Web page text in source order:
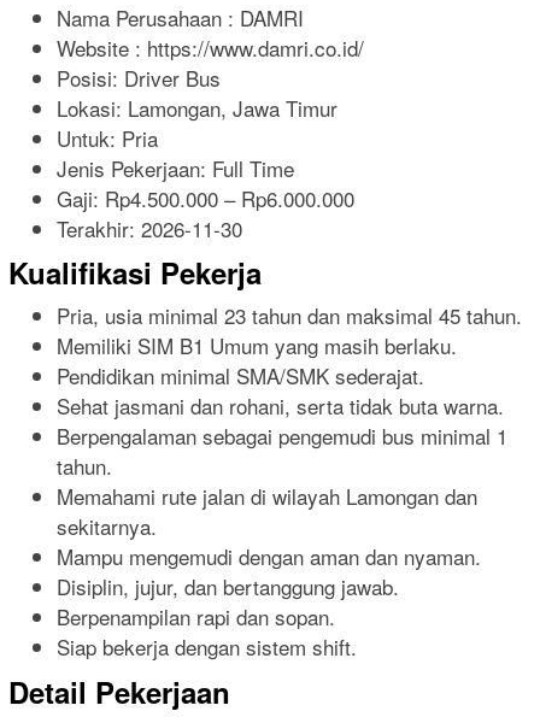
Nama Perusahaan : DAMRI
Website : https://www.damri.co.id/
Posisi: Driver Bus
Lokasi: Lamongan, Jawa Timur
Untuk: Pria
Jenis Pekerjaan: Full Time
Gaji: Rp4.500.000 – Rp6.000.000
Terakhir: 2026-11-30
Kualifikasi Pekerja
Pria, usia minimal 23 tahun dan maksimal 45 tahun.
Memiliki SIM B1 Umum yang masih berlaku.
Pendidikan minimal SMA/SMK sederajat.
Sehat jasmani dan rohani, serta tidak buta warna.
Berpengalaman sebagai pengemudi bus minimal 1
tahun.
Memahami rute jalan di wilayah Lamongan dan
sekitarnya.
Mampu mengemudi dengan aman dan nyaman.
Disiplin, jujur, dan bertanggung jawab.
Berpenampilan rapi dan sopan.
Siap bekerja dengan sistem shift.
Detail Pekerjaan